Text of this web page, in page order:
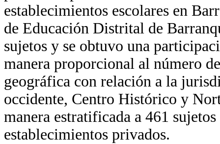
establecimientos escolares en
de Educación Distrital de
sujetos y se obtuvo una
manera proporcional al número
geográfica con relación a la
occidente, Centro Histórico y
manera estratificada a 461
establecimientos privados.